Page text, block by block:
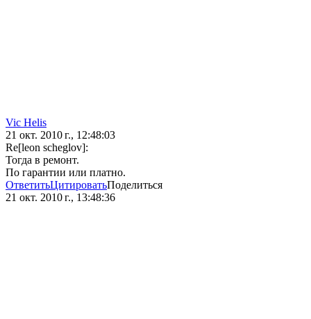
Vic Hеlis
21 окт. 2010 г., 12:48:03
Re[leon scheglov]:
Тогда в ремонт.
По гарантии или платно.
ОтветитьЦитироватьПоделиться
21 окт. 2010 г., 13:48:36